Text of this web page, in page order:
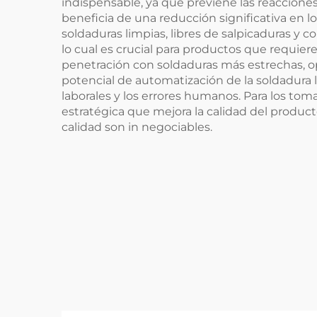
beneficia de una reducción significativa en
soldaduras limpias, libres de salpicaduras y
lo cual es crucial para productos que
penetración con soldaduras más estrechas,
potencial de automatización de la
laborales y los errores humanos. Para los
estratégica que mejora la calidad del
calidad son in negociables.